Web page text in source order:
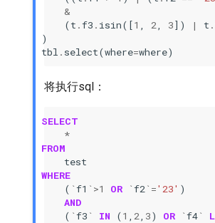
&
(t .f3 . isin([1 2 3]) | t .
)
tbl . select(where=where)
将执行sql：
SELECT
*
FROM
test
WHERE
( `f1 `>1 OR `f2 `='23' )
AND
( `f3 ` IN (1 2 3) OR `f4`